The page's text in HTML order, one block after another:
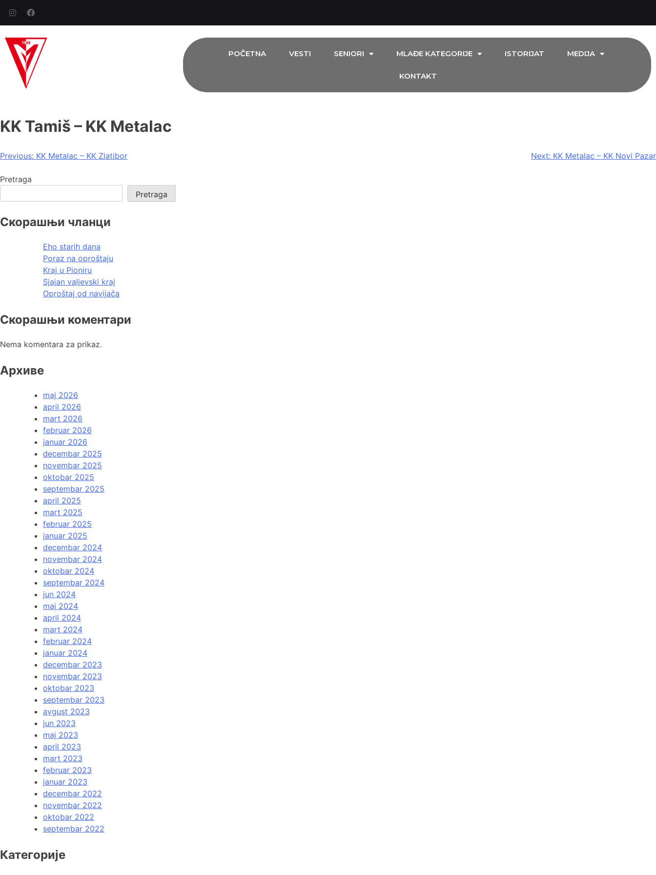
POČETNA VESTI SENIORI MLAĐE KATEGORIJE ISTORIJAT MEDIJA
KONTAKT
KK Tamiš – KK Metalac
Previous: KK Metalac – KK Zlatibor Next: KK Metalac – KK Novi Pazar
Pretraga
Pretraga
Скорашњи чланци
Eho starih dana
Poraz na oproštaju
Kraj u Pioniru
Sjajan valjevski kraj
Oproštaj od navijača
Скорашњи коментари
Nema komentara za prikaz.
Архиве
maj 2026
april 2026
mart 2026
februar 2026
januar 2026
decembar 2025
novembar 2025
oktobar 2025
septembar 2025
april 2025
mart 2025
februar 2025
januar 2025
decembar 2024
novembar 2024
oktobar 2024
septembar 2024
jun 2024
maj 2024
april 2024
mart 2024
februar 2024
januar 2024
decembar 2023
novembar 2023
oktobar 2023
septembar 2023
avgust 2023
jun 2023
maj 2023
april 2023
mart 2023
februar 2023
januar 2023
decembar 2022
novembar 2022
oktobar 2022
septembar 2022
Категорије